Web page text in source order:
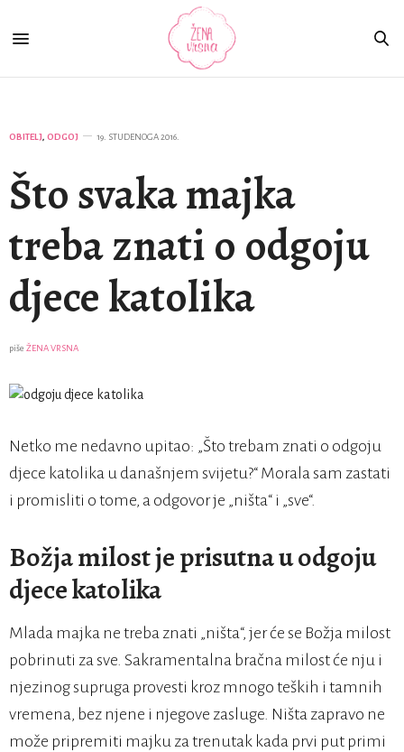
OBITELJ, ODGOJ 19. STUDENOGA 2016.
Što svaka majka
treba znati o odgoju
djece katolika
piše ŽENA VRSNA
Netko me nedavno upitao: „Što trebam znati o odgoju
djece katolika u današnjem svijetu?“ Morala sam zastati
i promisliti o tome, a odgovor je „ništa“ i „sve“.
Božja milost je prisutna u odgoju
djece katolika
Mlada majka ne treba znati „ništa“, jer će se Božja milost
pobrinuti za sve. Sakramentalna bračna milost će nju i
njezinog supruga provesti kroz mnogo teških i tamnih
vremena, bez njene i njegove zasluge. Ništa zapravo ne
može pripremiti majku za trenutak kada prvi put primi